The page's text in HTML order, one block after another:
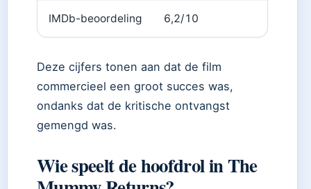
IMDb-beoordeling 6,2/10
Deze cijfers tonen aan dat de film
commercieel een groot succes was,
ondanks dat de kritische ontvangst
gemengd was.
Wie speelt de hoofdrol in The